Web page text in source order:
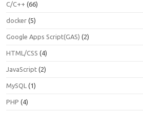
C/C++ (66)
docker (5)
Google Apps Script(GAS) (2)
HTML/CSS (4)
JavaScript (2)
MySQL (1)
PHP (4)